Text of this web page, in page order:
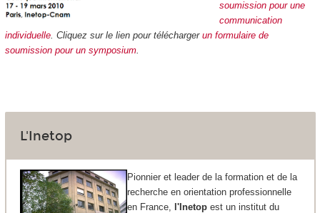
soumission pour une
communication
individuelle. Cliquez sur le lien pour télécharger un formulaire de
soumission pour un symposium.
L'Inetop
Pionnier et leader de la formation et de la
recherche en orientation professionnelle
en France, l'Inetopest un institut du